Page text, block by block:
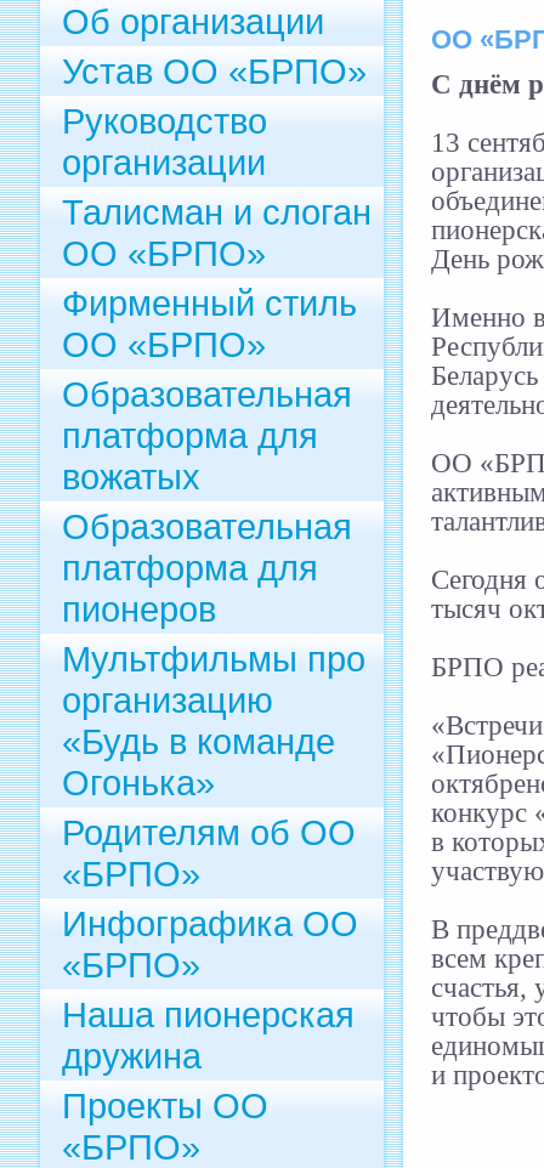
Об организации
Устав ОО «БРПО»
Руководство
организации
Талисман и слоган
ОО «БРПО»
Фирменный стиль
ОО «БРПО»
Образовательная
платформа для
вожатых
Образовательная
платформа для
пионеров
Мультфильмы про
организацию
«Будь в команде
Огонька»
Родителям об ОО
«БРПО»
Инфографика ОО
«БРПО»
Наша пионерская
дружина
Проекты ОО
«БРПО»
ОО
С днём
13
День
Именно
ОО
Сегодня
тысяч
БРПО
конкурс
в
В
всем
счастья,
чтобы
и